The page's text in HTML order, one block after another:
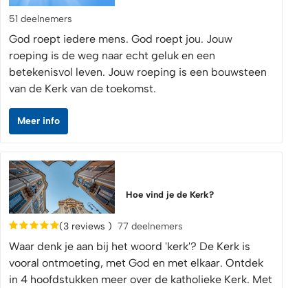
51 deelnemers
God roept iedere mens. God roept jou. Jouw
roeping is de weg naar echt geluk en een
betekenisvol leven. Jouw roeping is een bouwsteen
van de Kerk van de toekomst.
Meer info
Hoe vind je de Kerk?
(3 reviews ) 77 deelnemers
Waar denk je aan bij het woord 'kerk'? De Kerk is
vooral ontmoeting, met God en met elkaar. Ontdek
in 4 hoofdstukken meer over de katholieke Kerk. Met